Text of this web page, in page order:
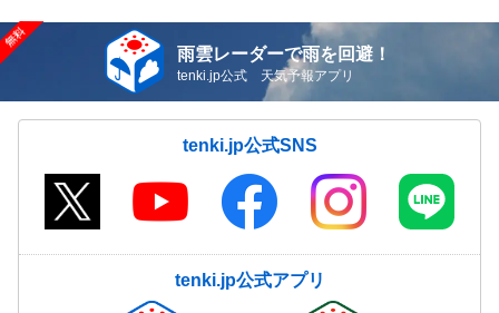
雨雲レーダーで雨を回避！
tenki.jp公式 天気予報アプリ
tenki.jp公式SNS
tenki.jp公式アプリ